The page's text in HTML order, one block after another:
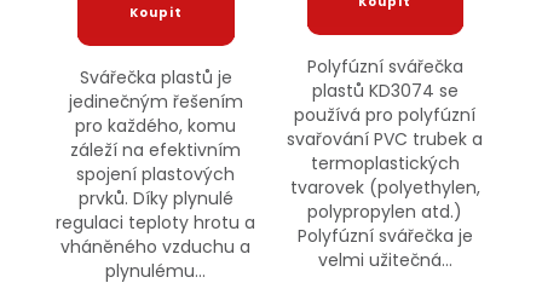
Svářečka plastů je
jedinečným řešením
pro každého, komu
záleží na efektivním
spojení plastových
prvků. Díky plynulé
regulaci teploty hrotu a
vháněného vzduchu a
plynulému...
Polyfúzní svářečka
plastů KD3074 se
používá pro polyfúzní
svařování PVC trubek a
termoplastických
tvarovek (polyethylen,
polypropylen atd.)
Polyfúzní svářečka je
velmi užitečná...